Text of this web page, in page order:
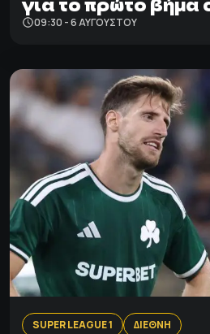
09:30 - 6 ΑΥΓΟΎΣΤΟΥ
SUPER LEAGUE 1 ΔΙΕΘΝΗ